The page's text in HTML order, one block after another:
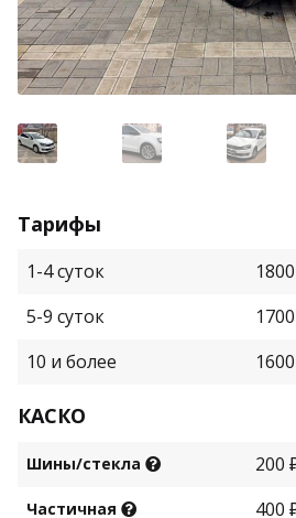
Тарифы
1-4 суток
5-9 суток
10 и более
КАСКО
Шины/стекла 200
Частичная 400